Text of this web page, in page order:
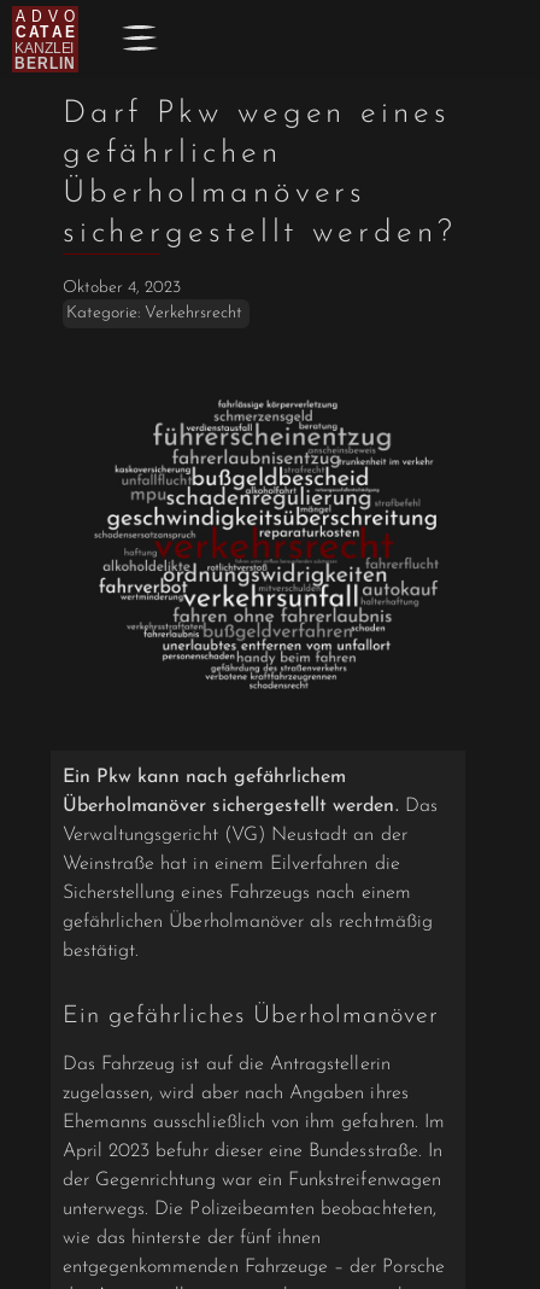
Darf Pkw wegen eines
gefährlichen
Überholmanövers
sichergestellt werden?
Oktober 4, 2023
Kategorie: Verkehrsrecht
Ein Pkw kann nach gefährlichem
Überholmanöver sichergestellt werden. Das
Verwaltungsgericht (VG) Neustadt an der
Weinstraße hat in einem Eilverfahren die
Sicherstellung eines Fahrzeugs nach einem
gefährlichen Überholmanöver als rechtmäßig
bestätigt.
Ein gefährliches Überholmanöver
Das Fahrzeug ist auf die Antragstellerin
zugelassen, wird aber nach Angaben ihres
Ehemanns ausschließlich von ihm gefahren. Im
April 2023 befuhr dieser eine Bundesstraße. In
der Gegenrichtung war ein Funkstreifenwagen
unterwegs. Die Polizeibeamten beobachteten,
wie das hinterste der fünf ihnen
entgegenkommenden Fahrzeuge – der Porsche